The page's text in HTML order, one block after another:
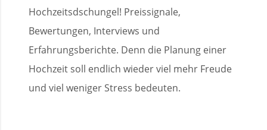
Hochzeitsdschungel! Preissignale,
Bewertungen, Interviews und
Erfahrungsberichte. Denn die Planung einer
Hochzeit soll endlich wieder viel mehr Freude
und viel weniger Stress bedeuten.